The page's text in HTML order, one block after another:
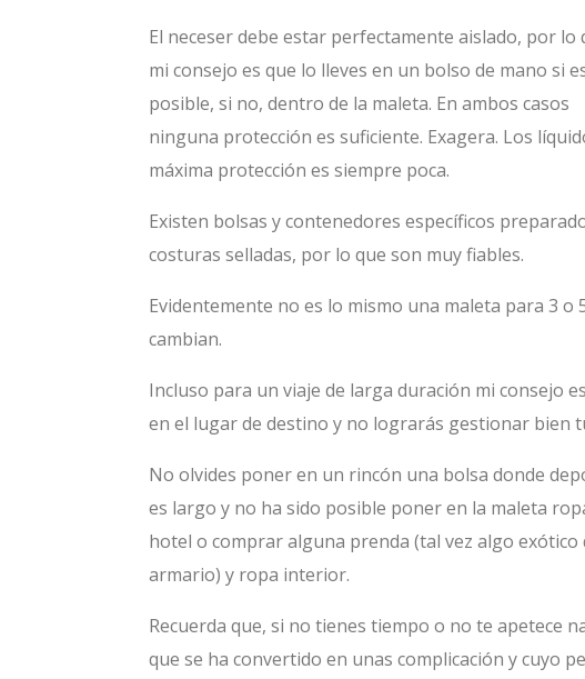
El neceser debe estar perfectamente aislado, por lo
mi consejo es que lo lleves en un bolso de mano si
posible, si no, dentro de la maleta. En ambos casos
ninguna protección es suficiente. Exagera. Los
máxima protección es siempre poca.
Existen bolsas y contenedores específicos
costuras selladas, por lo que son muy fiables.
Evidentemente no es lo mismo una maleta para 3
cambian.
Incluso para un viaje de larga duración mi consejo
en el lugar de destino y no lograrás gestionar bien
No olvides poner en un rincón una bolsa donde
es largo y no ha sido posible poner en la maleta
hotel o comprar alguna prenda (tal vez algo
armario) y ropa interior.
Recuerda que, si no tienes tiempo o no te apetece
que se ha convertido en unas complicación y cuyo